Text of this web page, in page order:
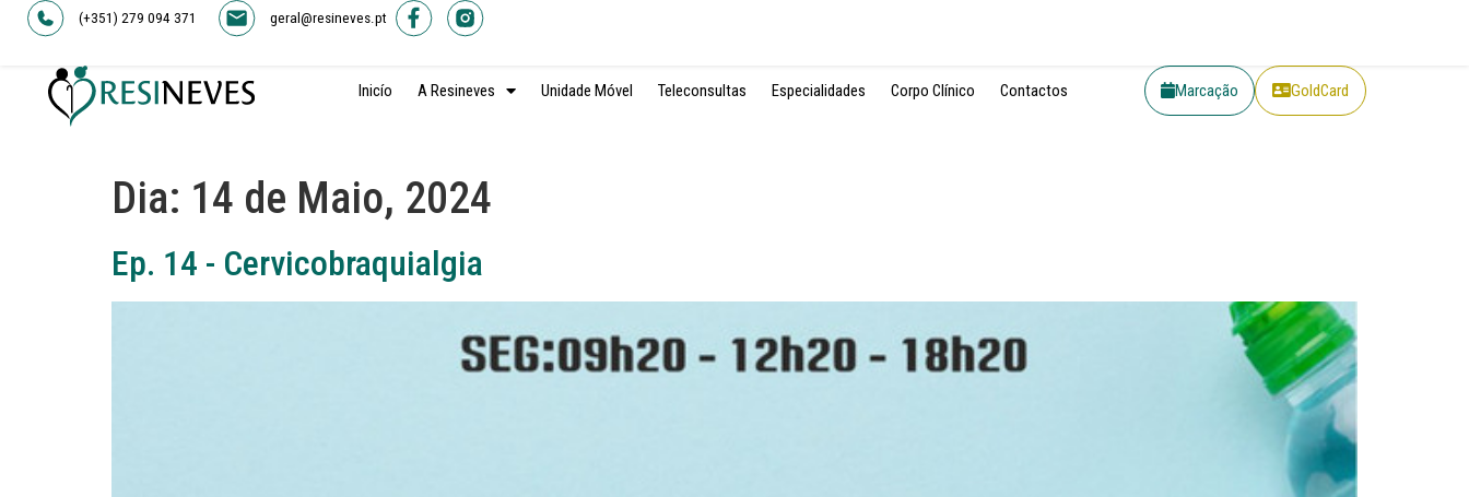
(+351) 279 094 371 geral@resineves.pt
Inicío A Resineves Unidade Móvel Teleconsultas Especialidades Corpo Clínico Contactos Marcação GoldCard
Dia: 14 de Maio, 2024
Ep. 14 - Cervicobraquialgia